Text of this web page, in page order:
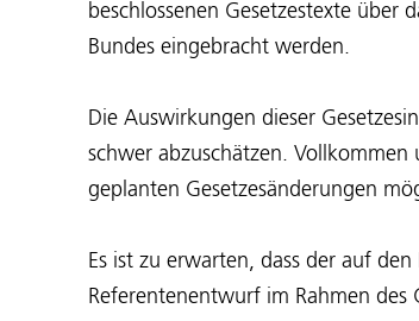
beschlossenen Gesetzestexte über
Bundes eingebracht werden.
Die Auswirkungen dieser
schwer abzuschätzen.
geplanten Gesetzesänderungen
Es ist zu erwarten, dass der auf
Referentenentwurf im Rahmen